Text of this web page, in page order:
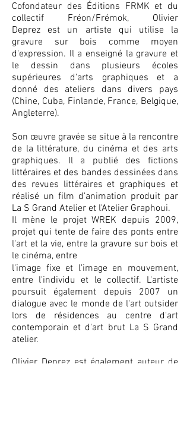
Cofondateur des Éditions FRMK et du
collectif Fréon/Frémok,​ Olivier
Deprez est un artiste qui utilise la
gravure sur bois comme moyen
d'expression. Il a enseigné la gravure et
le dessin dans plusieurs écoles
supérieures d'arts graphiques et a
donné des ateliers dans divers pays
(Chine, Cuba, Finlande, France, Belgique,
Angleterre).
Son œuvre gravée se situe à la rencontre
de la littérature, du cinéma et des arts
graphiques. Il a publié des fictions
littéraires et des bandes dessinées dans
des revues littéraires et graphiques et
réalisé un film d'animation produit par
La S Grand Atelier et l'Atelier Graphoui.
​Il mène le projet WREK depuis 2009,
projet qui tente de faire des ponts entre
l'art et la vie, entre la gravure sur bois et
le cinéma, entre
l'image fixe et l'image en mouvement,
entre l'individu et le collectif. L'artiste
poursuit également depuis 2007 un
dialogue avec le monde de l'art outsider
lors de résidences au centre d'art
contemporain et d'art brut La S Grand
atelier.
Olivier Deprez est également auteur de